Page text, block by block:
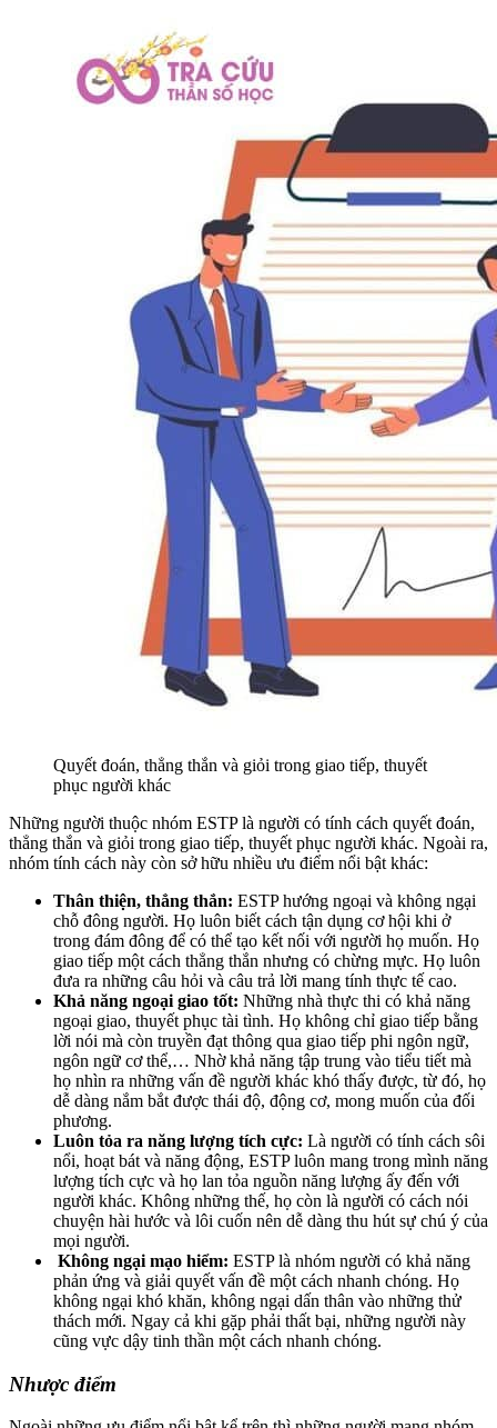
Quyết đoán, thẳng thắn và giỏi trong giao tiếp, thuyết
phục người khác
Những người thuộc nhóm ESTP là người có tính cách quyết đoán,
thẳng thắn và giỏi trong giao tiếp, thuyết phục người khác. Ngoài ra,
nhóm tính cách này còn sở hữu nhiều ưu điểm nổi bật khác:
Thân thiện, thẳng thắn: ESTP hướng ngoại và không ngại
chỗ đông người. Họ luôn biết cách tận dụng cơ hội khi ở
trong đám đông để có thể tạo kết nối với người họ muốn. Họ
giao tiếp một cách thẳng thắn nhưng có chừng mực. Họ luôn
đưa ra những câu hỏi và câu trả lời mang tính thực tế cao.
Khả năng ngoại giao tốt: Những nhà thực thi có khả năng
ngoại giao, thuyết phục tài tình. Họ không chỉ giao tiếp bằng
lời nói mà còn truyền đạt thông qua giao tiếp phi ngôn ngữ,
ngôn ngữ cơ thể,… Nhờ khả năng tập trung vào tiểu tiết mà
họ nhìn ra những vấn đề người khác khó thấy được, từ đó, họ
dễ dàng nắm bắt được thái độ, động cơ, mong muốn của đối
phương.
Luôn tỏa ra năng lượng tích cực: Là người có tính cách sôi
nổi, hoạt bát và năng động, ESTP luôn mang trong mình năng
lượng tích cực và họ lan tỏa nguồn năng lượng ấy đến với
người khác. Không những thế, họ còn là người có cách nói
chuyện hài hước và lôi cuốn nên dễ dàng thu hút sự chú ý của
mọi người.
Không ngại mạo hiểm: ESTP là nhóm người có khả năng
phản ứng và giải quyết vấn đề một cách nhanh chóng. Họ
không ngại khó khăn, không ngại dấn thân vào những thử
thách mới. Ngay cả khi gặp phải thất bại, những người này
cũng vực dậy tinh thần một cách nhanh chóng.
Nhược điểm